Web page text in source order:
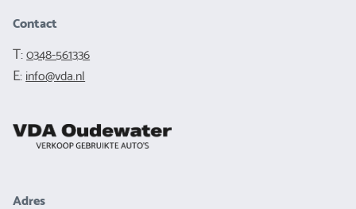
Contact
T:0348-561336
E:info@vda.nl
Adres